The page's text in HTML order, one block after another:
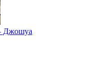
Джошуа